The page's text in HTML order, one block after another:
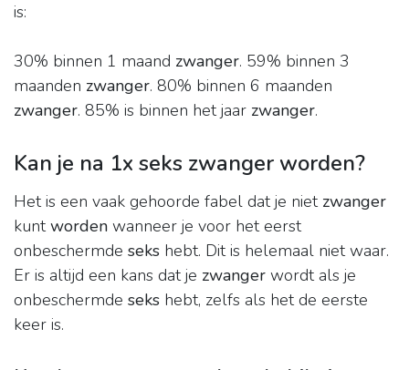
is:
30% binnen 1 maand zwanger. 59% binnen 3
maanden zwanger. 80% binnen 6 maanden
zwanger. 85% is binnen het jaar zwanger.
Kan je na 1x seks zwanger worden?
Het is een vaak gehoorde fabel dat je niet zwanger
kuntworden wanneer je voor het eerst
onbeschermde seks hebt. Dit is helemaal niet waar.
Er is altijd een kans dat je zwanger wordt als je
onbeschermde seks hebt, zelfs als het de eerste
keer is.